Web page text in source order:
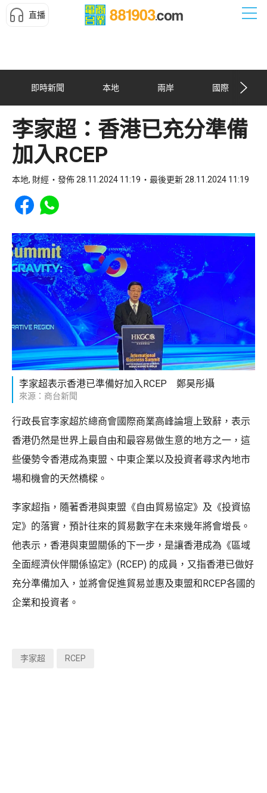
直播
即時新聞 本地 兩岸 國際
李家超：香港已充分準備
加入RCEP
本地, 財經 發佈 28.11.2024 11:19 最後更新 28.11.2024 11:19
Share to Facebook
Share to WhatsApp
李家超表示香港已準備好加入RCEP 鄭昊彤攝
來源：商台新聞
行政長官李家超於總商會國際商業高峰論壇上致辭，表示
香港仍然是世界上最自由和最容易做生意的地方之一，這
些優勢令香港成為東盟、中東企業以及投資者尋求內地市
場和機會的天然橋樑。
李家超指，隨著香港與東盟《自由貿易協定》及《投資協
定》的落實，預計往來的貿易數字在未來幾年將會增長。
他表示，香港與東盟關係的下一步，是讓香港成為《區域
全面經濟伙伴關係協定》(RCEP) 的成員，又指香港已做好
充分準備加入，並將會促進貿易並惠及東盟和RCEP各國的
企業和投資者。
李家超 RCEP